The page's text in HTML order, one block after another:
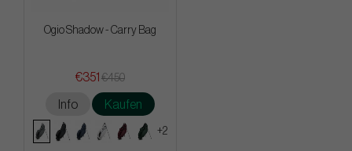
Ogio Shadow - Carry Bag
€351 €450
Info Kaufen
+2